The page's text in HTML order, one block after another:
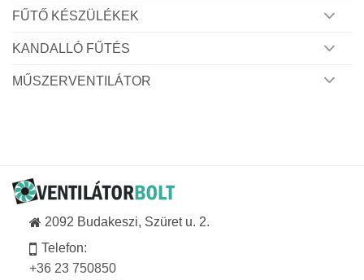
FŰTŐ KÉSZÜLÉKEK
KANDALLÓ FŰTÉS
MŰSZERVENTILÁTOR
2092 Budakeszi, Szüret u. 2.
Telefon:
+36 23 750850